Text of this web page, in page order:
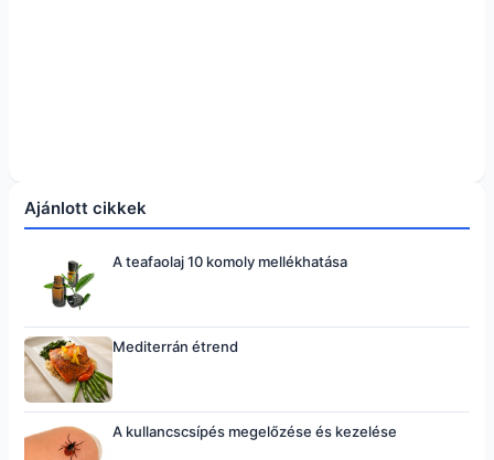
Ajánlott cikkek
A teafaolaj 10 komoly mellékhatása
Mediterrán étrend
A kullancscsípés megelőzése és kezelése